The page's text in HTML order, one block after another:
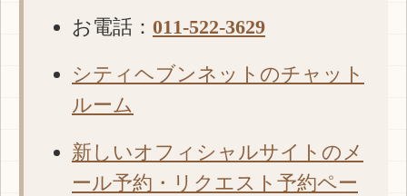
お電話： 011-522-3629
シティヘブンネットのチャット
ルーム
新しいオフィシャルサイトのメ
ール予約・リクエスト予約ペー